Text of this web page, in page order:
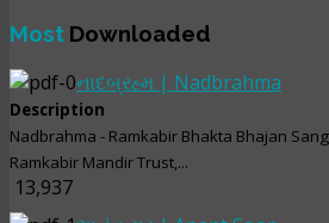
Most Downloaded
નાદબ્રહ્મ | Nadbrahma
Description
Nadbrahma - Ramkabir Bhakta Bhajan
Ramkabir Mandir Trust,...
13,937